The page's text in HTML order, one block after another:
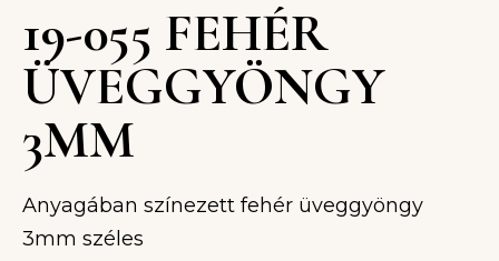
19-055 FEHÉR
ÜVEGGYÖNGY
3MM
Anyagában színezett fehér üveggyöngy
3mm széles